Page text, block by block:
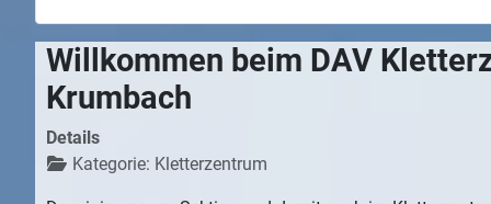
Willkommen beim DAV
Krumbach
Details
Kategorie: Kletterzentrum